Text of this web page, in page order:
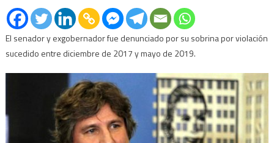
El senador y exgobernador fue denunciado por su sobrina por violación
sucedido entre diciembre de 2017 y mayo de 2019.